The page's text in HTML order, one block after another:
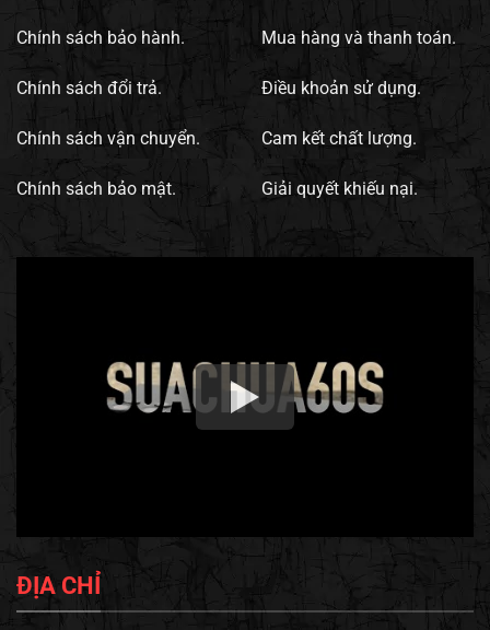
Chính sách bảo hành.
Chính sách đổi trả.
Chính sách vận chuyển.
Chính sách bảo mật.
Mua hàng và thanh toán.
Điều khoản sử dụng.
Cam kết chất lượng.
Giải quyết khiếu nại.
ĐỊA CHỈ